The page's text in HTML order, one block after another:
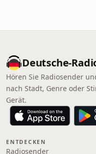
Deutsche-
Hören Sie Radiosender
nach Stadt, Genre oder
Gerät.
ENTDECKEN
Radiosender